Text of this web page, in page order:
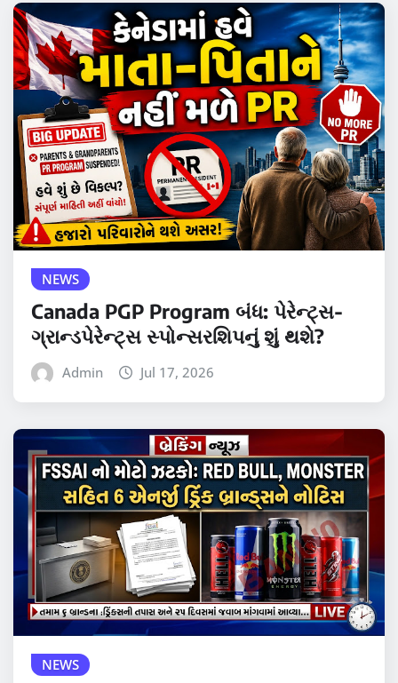
NEWS
Canada PGP Program બંધ: પેરેન્ટ્સ-
ગ્રાન્ડપેરેન્ટ્સ સ્પોન્સરશિપનું શું થશે?
Admin Jul 17, 2026
NEWS